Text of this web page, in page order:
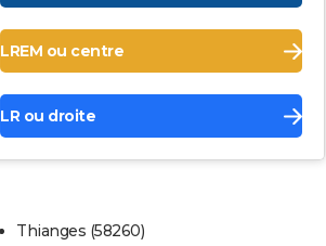
LREM ou centre
LR ou droite
Thianges (58260)